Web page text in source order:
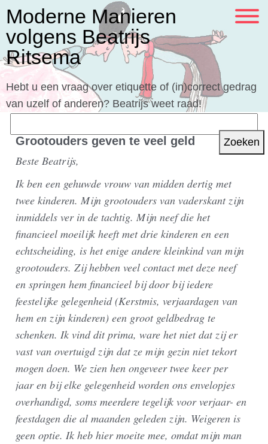
Moderne Manieren
volgens Beatrijs
Ritsema
Hebt u een vraag over etiquette of (in)correct gedrag
van uzelf of anderen? Beatrijs weet raad!
naar:Grootouders geven te veel geld
Beste Beatrijs,
Ik ben een gehuwde vrouw van midden dertig met
twee kinderen. Mijn grootouders van vaderskant zijn
inmiddels ver in de tachtig. Mijn neef die het
financieel moeilijk heeft met drie kinderen en een
echtscheiding, is het enige andere kleinkind van mijn
grootouders. Zij hebben veel contact met deze neef
en springen hem financieel bij door bij iedere
feestelijke gelegenheid (Kerstmis, verjaardagen van
hem en zijn kinderen) een groot geldbedrag te
schenken. Ik vind dit prima, ware het niet dat zij er
vast van overtuigd zijn dat ze mijn gezin niet tekort
mogen doen. We zien hen ongeveer twee keer per
jaar en bij elke gelegenheid worden ons envelopjes
overhandigd, soms meerdere tegelijk voor verjaar- en
feestdagen die al maanden geleden zijn. Weigeren is
geen optie. Ik heb hier moeite mee, omdat mijn man